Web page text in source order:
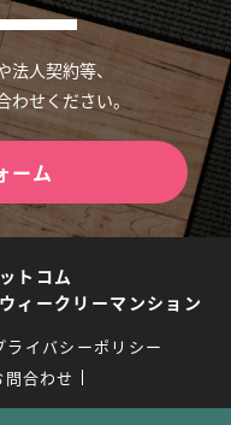
人契約等、
わせください。
ーム
トコム
ィークリーマンション
ライバシーポリシー
問合わせ